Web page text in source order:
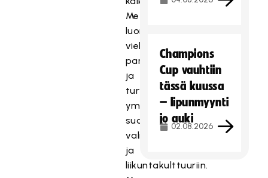
Me
luomme
vielä
parempaa
ja
turvallisempaa
ympäristöä
suomalaiseen
valmennus-
ja
liikuntakulttuuriin.
Champions
Cup vauhtiin
tässä kuussa
– lipunmyynti
jo auki
02.08.2026